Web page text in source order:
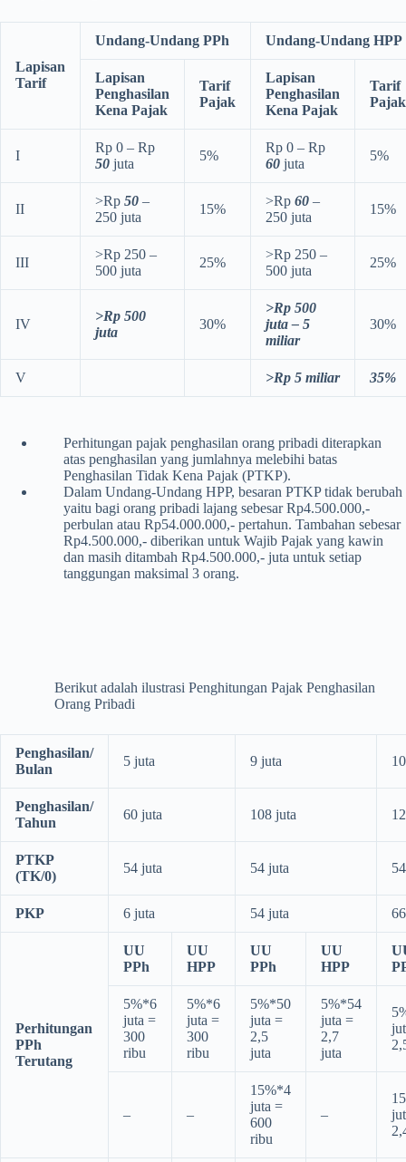
Lapisan
Tarif
Undang-Undang PPh Undang-Undang HPP
Lapisan
Penghasilan
Kena Pajak
Tarif
Pajak
Lapisan
Penghasilan
Kena Pajak
Tarif
Pajak
I
Rp 0 – Rp
50 juta
5%
Rp 0 – Rp
60 juta
5%
II
>Rp 50 –
250 juta
15%
>Rp 60 –
250 juta
15%
III
>Rp 250 –
500 juta
25%
>Rp 250 –
500 juta
25%
IV
>Rp 500
juta
30%
>Rp 500
juta – 5
miliar
30%
V >Rp 5 miliar 35%
Perhitungan pajak penghasilan orang pribadi diterapkan
atas penghasilan yang jumlahnya melebihi batas
Penghasilan Tidak Kena Pajak (PTKP).
Dalam Undang-Undang HPP, besaran PTKP tidak berubah
yaitu bagi orang pribadi lajang sebesar Rp4.500.000,-
perbulan atau Rp54.000.000,- pertahun. Tambahan sebesar
Rp4.500.000,- diberikan untuk Wajib Pajak yang kawin
dan masih ditambah Rp4.500.000,- juta untuk setiap
tanggungan maksimal 3 orang.
Berikut adalah ilustrasi Penghitungan Pajak Penghasilan
Orang Pribadi
Penghasilan/
Bulan
5 juta 9 juta
Penghasilan/
Tahun
60 juta 108 juta
PTKP
(TK/0)
54 juta 54 juta
PKP 6 juta 54 juta
Perhitungan
PPh
Terutang
UU
PPh
UU
HPP
UU
PPh
UU
HPP
5%*6
juta =
300
ribu
5%*6
juta =
300
ribu
5%*50
juta =
2,5
juta
5%*54
juta =
2,7
juta
– –
15%*4
juta =
600
ribu
–